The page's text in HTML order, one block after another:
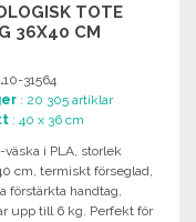
TOTE
36X40 CM
10-31564
: 20 305 artiklar
: 40 x 36 cm
väska i PLA, storlek
cm, termiskt förseglad,
förstärkta handtag,
upp till 6 kg. Perfekt för